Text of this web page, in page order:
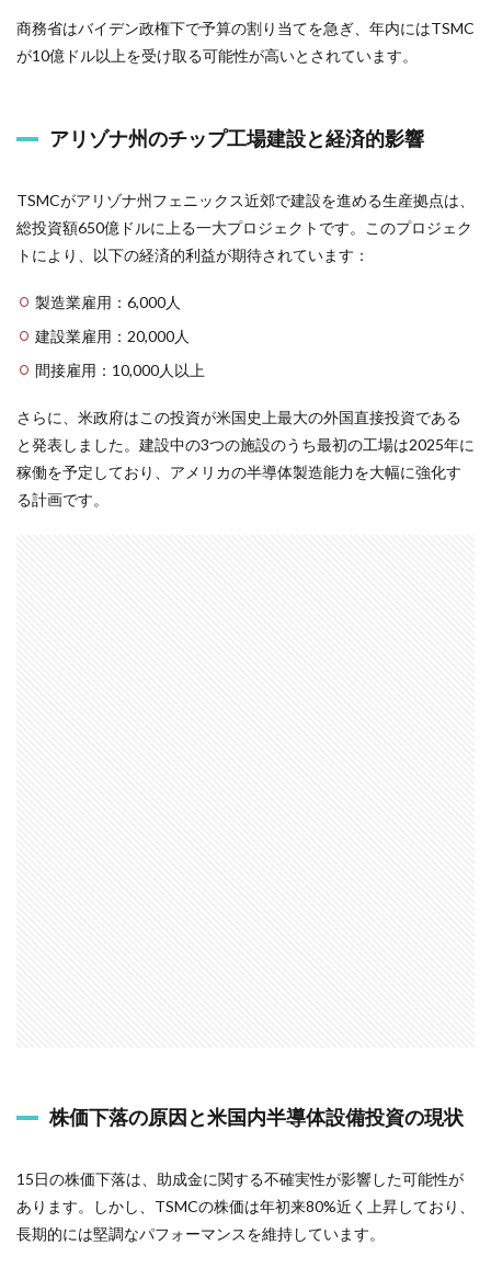
商務省はバイデン政権下で予算の割り当てを急ぎ、年内にはTSMC
が10億ドル以上を受け取る可能性が高いとされています。
アリゾナ州のチップ工場建設と経済的影響
TSMCがアリゾナ州フェニックス近郊で建設を進める生産拠点は、
総投資額650億ドルに上る一大プロジェクトです。このプロジェク
トにより、以下の経済的利益が期待されています：
製造業雇用：6,000人
建設業雇用：20,000人
間接雇用：10,000人以上
さらに、米政府はこの投資が米国史上最大の外国直接投資である
と発表しました。建設中の3つの施設のうち最初の工場は2025年に
稼働を予定しており、アメリカの半導体製造能力を大幅に強化す
る計画です。
株価下落の原因と米国内半導体設備投資の現状
15日の株価下落は、助成金に関する不確実性が影響した可能性が
あります。しかし、TSMCの株価は年初来80%近く上昇しており、
長期的には堅調なパフォーマンスを維持しています。